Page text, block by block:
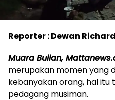
Reporter : Dewan
Muara Bulian,
merupakan momen yang
kebanyakan orang, hal
pedagang musiman.